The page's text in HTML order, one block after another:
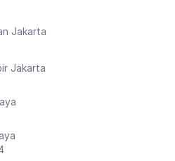
Jakarta
Jakarta